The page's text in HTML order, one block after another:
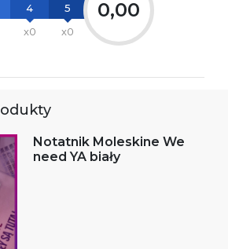
4
x0
5
x0
0,00
Notatnik Moleskine We
need YA biały